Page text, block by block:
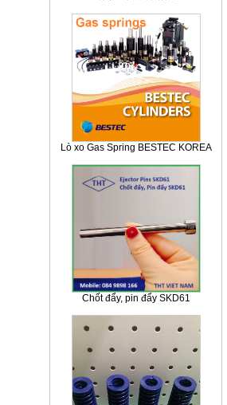
Lò xo Gas Spring BESTEC KOREA
Chốt đẩy, pin đẩy SKD61